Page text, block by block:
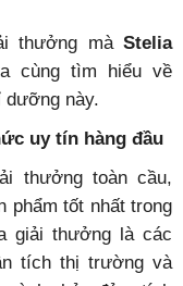
thưởng mà Stelia
cùng tìm hiểu về
dưỡng này.
uy tín hàng đầu
thưởng toàn cầu,
phẩm tốt nhất trong
giải thưởng là các
tích thị trường và